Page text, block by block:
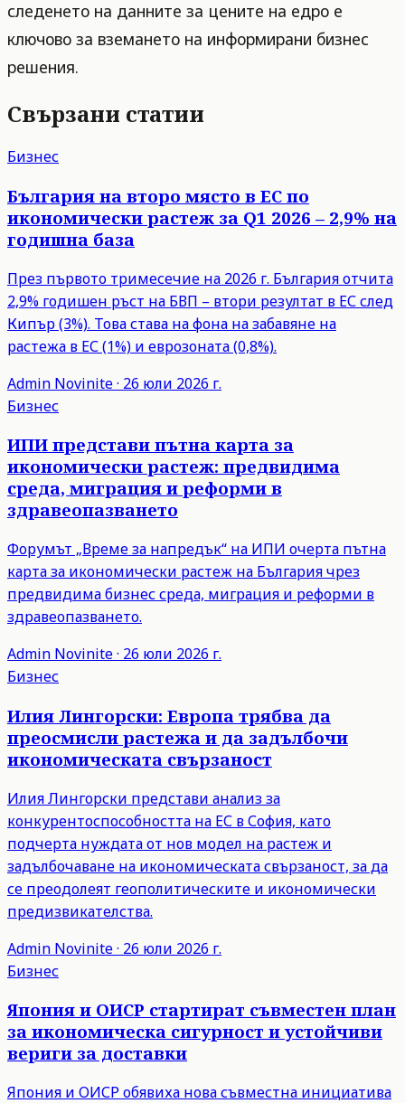
следенето на данните за цените на едро е
ключово за вземането на информирани бизнес
решения.
Свързани статии
Бизнес
България на второ място в ЕС по
икономически растеж за Q1 2026 – 2,9% на
годишна база
През първото тримесечие на 2026 г. България отчита
2,9% годишен ръст на БВП – втори резултат в ЕС след
Кипър (3%). Това става на фона на забавяне на
растежа в ЕС (1%) и еврозоната (0,8%).
Admin Novinite· 26 юли 2026 г.
Бизнес
ИПИ представи пътна карта за
икономически растеж: предвидима
среда, миграция и реформи в
здравеопазването
Форумът „Време за напредък“ на ИПИ очерта пътна
карта за икономически растеж на България чрез
предвидима бизнес среда, миграция и реформи в
здравеопазването.
Admin Novinite· 26 юли 2026 г.
Бизнес
Илия Лингорски: Европа трябва да
преосмисли растежа и да задълбочи
икономическата свързаност
Илия Лингорски представи анализ за
конкурентоспособността на ЕС в София, като
подчерта нуждата от нов модел на растеж и
задълбочаване на икономическата свързаност, за да
се преодолеят геополитическите и икономически
предизвикателства.
Admin Novinite· 26 юли 2026 г.
Бизнес
Япония и ОИСР стартират съвместен план
за икономическа сигурност и устойчиви
вериги за доставки
Япония и ОИСР обявиха нова съвместна инициатива